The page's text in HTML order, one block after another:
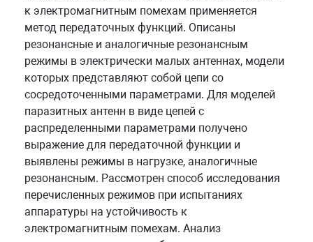
к электромагнитным помехам применяется
метод передаточных функций. Описаны
резонансные и аналогичные резонансным
режимы в электрически малых антеннах, модели
которых представляют собой цепи со
сосредоточенными параметрами. Для моделей
паразитных антенн в виде цепей с
распределенными параметрами получено
выражение для передаточной функции и
выявлены режимы в нагрузке, аналогичные
резонансным. Рассмотрен способ исследования
перечисленных режимов при испытаниях
аппаратуры на устойчивость к
электромагнитным помехам. Анализ